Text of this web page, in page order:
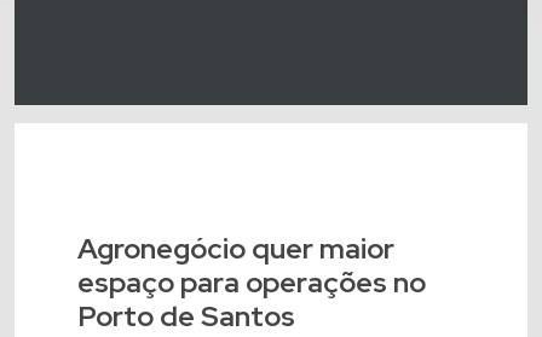
Agronegócio quer maior
espaço para operações no
Porto de Santos